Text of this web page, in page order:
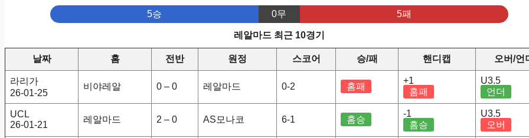
5승 0무 5패
레알마드 최근 10경기
날짜 홈 전반 원정 스코어 승/패 핸디캡 오버/언
라리가
26-01-25
비야레알 0 – 0 레알마드 0-2 홈패
+1
홈패
U3.5
언더
UCL
26-01-21
레알마드 2 – 0 AS모나코 6-1 홈승
-1
홈승
U3.5
오버